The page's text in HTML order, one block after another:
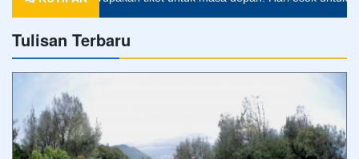
Tulisan Terbaru